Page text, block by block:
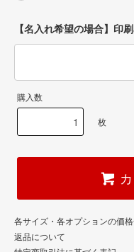
【名入れ希望の場合】印
購入数
枚
各サイズ・各オプションの価
返品について